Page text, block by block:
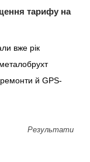
тарифу на
вже рік
ремонти й GPS-
Результати